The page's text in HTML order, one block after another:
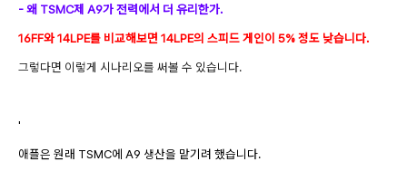
- 왜 TSMC제 A9가 전력에서 더 유리한가.
16FF와 14LPE를 비교해보면 14LPE의 스피드 게인이 5% 정도 낮습니다.
그렇다면 이렇게 시나리오를 써볼 수 있습니다.
'
애플은 원래 TSMC에 A9 생산을 맡기려 했습니다.